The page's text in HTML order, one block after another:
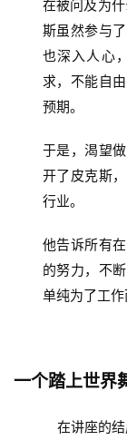
在被问及为
斯虽然参与
也深入人心
求，不能自
预期。
于是，渴望
开了皮克斯
行业。
他告诉所有
的努力，不
单纯为了工作
一个踏上世界
在讲座的